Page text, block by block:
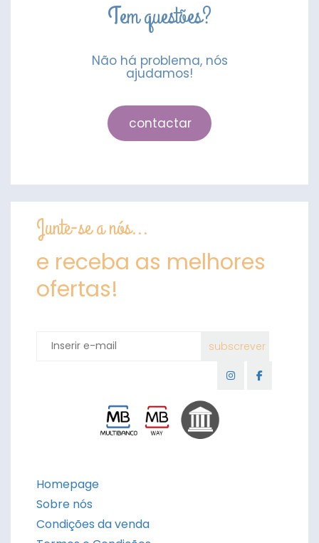
Tem questões?
Não há problema, nós
ajudamos!
contactar
Junte-se a nós...
e receba as melhores
ofertas!
Homepage
Sobre nós
Condições da venda